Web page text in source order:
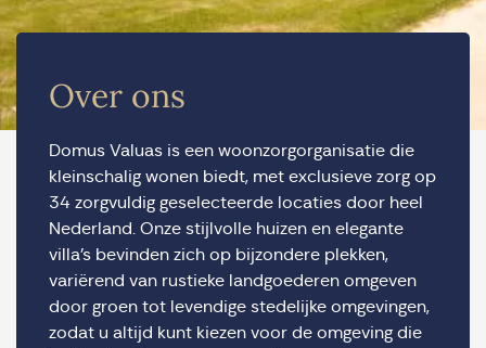
Over ons
Domus Valuas is een woonzorgorganisatie die
kleinschalig wonen biedt, met exclusieve zorg op
34 zorgvuldig geselecteerde locaties door heel
Nederland. Onze stijlvolle huizen en elegante
villa’s bevinden zich op bijzondere plekken,
variërend van rustieke landgoederen omgeven
door groen tot levendige stedelijke omgevingen,
zodat u altijd kunt kiezen voor de omgeving die